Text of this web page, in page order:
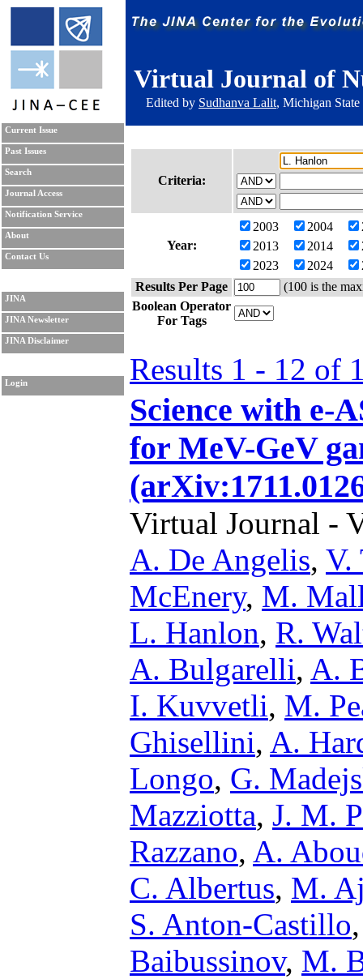
Virtual Journal of
Edited by Sudhanva Lalit, Michigan
Current Issue
Past Issues
Search
Journal Access
Notification Service
About
Contact Us
JINA
JINA Newsletter
JINA Disclaimer
Login
Criteria:
Year:
2003 2004
2013
2014
2023
2024
Results Per Page
(100 is the
Boolean Operator
For Tags
Results 1 - 12 of
Science with e-
for MeV-GeV
Virtual Journal -
A. De Angelis, V.
McEnery, M.
L. Hanlon, R.
A. Bulgarelli, A.
I. Kuvvetli, M.
Ghisellini, A.
Longo, G.
Mazziotta, J. M.
Razzano, A.
C. Albertus, M.
S. Anton-Castillo
Baibussinov, M.